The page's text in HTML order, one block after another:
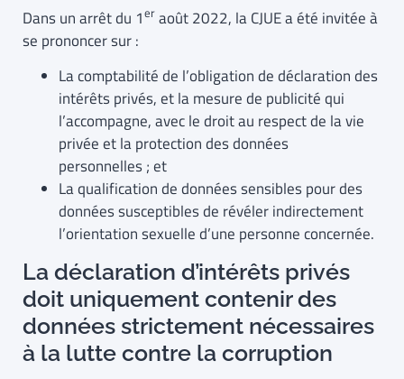
Dans un arrêt du 1er août 2022, la CJUE a été invitée à
se prononcer sur :
La comptabilité de l’obligation de déclaration des
intérêts privés, et la mesure de publicité qui
l’accompagne, avec le droit au respect de la vie
privée et la protection des données
personnelles ; et
La qualification de données sensibles pour des
données susceptibles de révéler indirectement
l’orientation sexuelle d’une personne concernée.
La déclaration d’intérêts privés
doit uniquement contenir des
données strictement nécessaires
à la lutte contre la corruption